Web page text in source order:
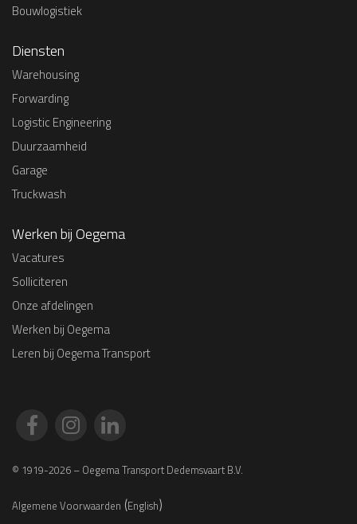
Bouwlogistiek
Diensten
Warehousing
Forwarding
Logistic Engineering
Duurzaamheid
Garage
Truckwash
Werken bij Oegema
Vacatures
Solliciteren
Onze afdelingen
Werken bij Oegema
Leren bij Oegema Transport
© 1919-2026 – Oegema Transport Dedemsvaart B.V.
Algemene Voorwaarden (English)